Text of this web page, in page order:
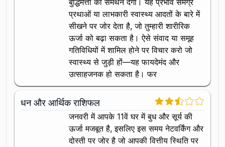
बुद्धिमत्ता को समर्थन देगा। यह प्रभाव समग्र
प्रथाओं या लाभकारी स्वास्थ्य आदतों के बारे में
सीखने पर जोर देता है, जो तुम्हारी शारीरिक
ऊर्जा को बढ़ा सकता है। ऐसे संवाद या समूह
गतिविधियों में शामिल होने पर विचार करो जो
स्वास्थ्य से जुड़ी हों—यह फायदेमंद और
उत्साहजनक हो सकता है। फर
धन और आर्थिक राशिफल
जनवरी में आपके 11वें घर में बुध और सूर्य की
ऊर्जा मजबूत है, इसलिए इस समय नेटवर्किंग और
दोस्ती पर जोर है जो आपकी वित्तीय स्थिति पर